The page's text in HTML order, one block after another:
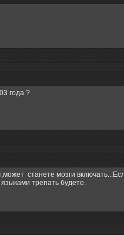
года ?
станете мозги
трепать будете.